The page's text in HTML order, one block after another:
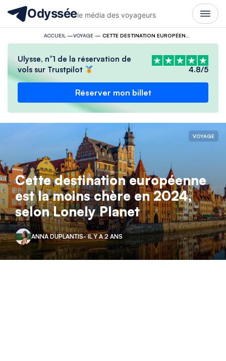
Odysséele média des voyageurs
ACCUEIL —VOYAGE—
Ulysse, n°1 de la réservation de
vols sur Trustpilot
4.8/5
Réserver mon billet
VOYAGE
Cette destination européenne
est la moins chère en 2024,
selon Lonely Planet
ANNA DUPLANTIS- IL Y A 2 ANS